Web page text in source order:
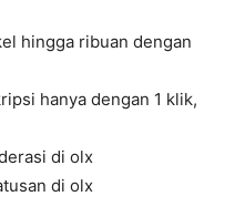
hingga ribuan dengan
hanya dengan 1 klik,
di olx
di olx